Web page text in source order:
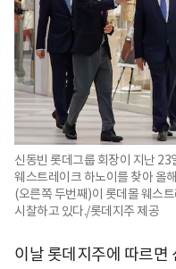
신동빈 롯데그룹 회장이 지난
웨스트레이크 하노이를 찾아 올
(오른쪽 두번째)이 롯데몰 웨스
시찰하고 있다./롯데지주 제공
이날 롯데지주에 따르면